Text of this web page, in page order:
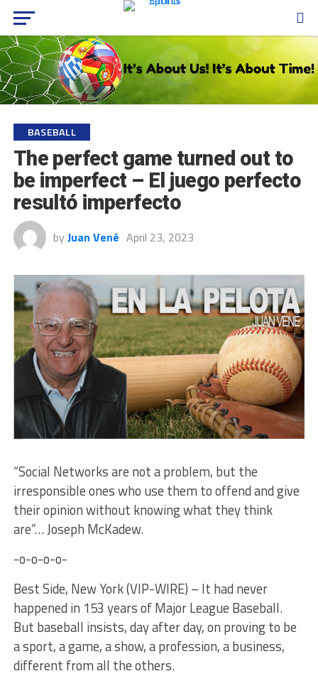
BASEBALL
The perfect game turned out to
be imperfect – El juego perfecto
resultó imperfecto
by Juan Vené April 23, 2023
“Social Networks are not a problem, but the
irresponsible ones who use them to offend and give
their opinion without knowing what they think
are”… Joseph McKadew.
-o-o-o-o-
Best Side, New York (VIP-WIRE) – It had never
happened in 153 years of Major League Baseball.
But baseball insists, day after day, on proving to be
a sport, a game, a show, a profession, a business,
different from all the others.